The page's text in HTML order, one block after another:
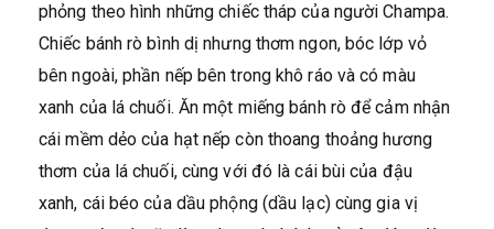
phỏng theo hình những chiếc tháp của người Champa.
Chiếc bánh rò bình dị nhưng thơm ngon, bóc lớp vỏ
bên ngoài, phần nếp bên trong khô ráo và có màu
xanh của lá chuối. Ăn một miếng bánh rò để cảm nhận
cái mềm dẻo của hạt nếp còn thoang thoảng hương
thơm của lá chuối, cùng với đó là cái bùi của đậu
xanh, cái béo của dầu phộng (dầu lạc) cùng gia vị